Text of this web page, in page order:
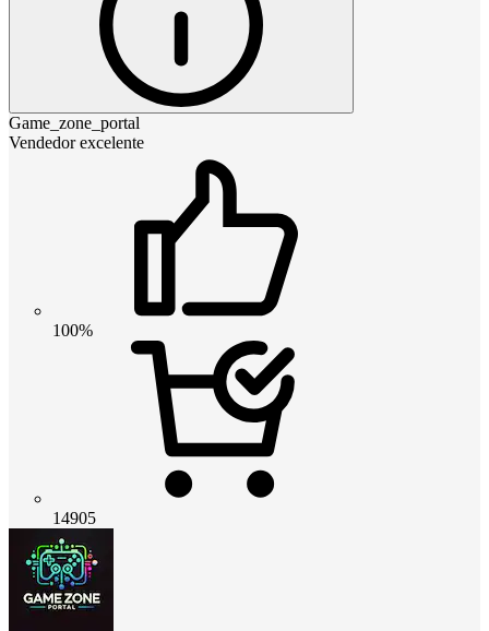
Game_zone_portal
Vendedor excelente
100%
14905